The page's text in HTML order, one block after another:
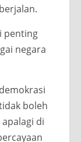
penting
negara
boleh
di